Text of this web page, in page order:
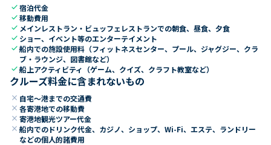
check宿泊代金
check移動費用
check メインレストラン・ビュッフェレストランでの朝食、昼食、夕食
check ショー、イベント等のエンターテイメント
check船内での施設使用料（フィットネスセンター、プール、ジャグジー、クラ
ブ・ラウンジ、図書館など）
check船上アクティビティ（ゲーム、クイズ、クラフト教室など）
クルーズ料金に含まれないもの
close 自宅～港までの交通費
close 各寄港地での移動費
close 寄港地観光ツアー代金
close 船内でのドリンク代金、カジノ、ショップ、Wi-Fi、エステ、ランドリー
などの個人的諸費用